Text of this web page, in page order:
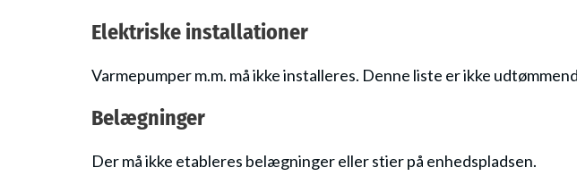
Elektriske installationer
Varmepumper m.m. må ikke installeres. Denne liste er ikke
Belægninger
Der må ikke etableres belægninger eller stier på enhedspladsen.